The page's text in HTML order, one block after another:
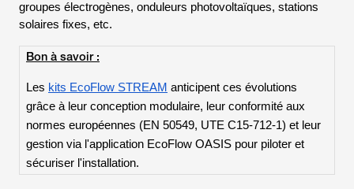
groupes électrogènes, onduleurs photovoltaïques, stations
solaires fixes, etc.
Bon à savoir :
Les kits EcoFlow STREAM anticipent ces évolutions
grâce à leur conception modulaire, leur conformité aux
normes européennes (EN 50549, UTE C15-712-1) et leur
gestion via l'application EcoFlow OASIS pour piloter et
sécuriser l'installation.